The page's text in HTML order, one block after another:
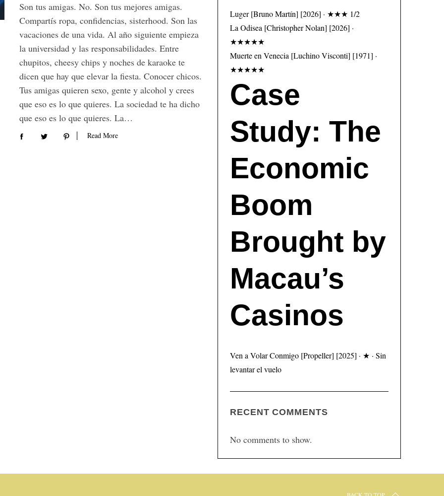
Son tus amigas. No. Son tus mejores amigas.
Compartís ropa, confidencias, sisterhood. Son las
vacaciones de una vida. Al año siguiente empieza
la universidad y las responsabilidades. Entre
chupitos, cheesy chips y noches de karaoke te
dicen que hay que elevar la fiesta. Conocer chicos.
Tus amigas quieren sexo, gente y alcohol y crees
que eso es lo que quieres. La sociedad te ha dicho
que eso es lo que quieres. La…
Read More
Luger [Bruno Martín] [2026] · ★★★ 1/2
La Odisea [Christopher Nolan] [2026] ·
★★★★★
Muerte en Venecia [Luchino Visconti] [1971] ·
★★★★★
Case
Study: The
Economic
Boom
Brought by
Macau’s
Casinos
Ven a Volar Conmigo [Propeller] [2025] · ★ · Sin
levantar el vuelo
RECENT COMMENTS
No comments to show.